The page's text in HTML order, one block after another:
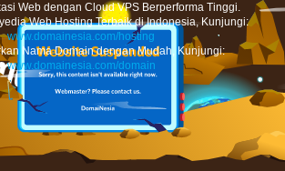
Web dengan Cloud VPS Berperforma Tinggi.
Web Hosting Terbaik di Indonesia, Kunjungi:
www.domainesia.com/hosting
Nama Domain dengan Mudah, Kunjungi:
www.domainesia.com/domain